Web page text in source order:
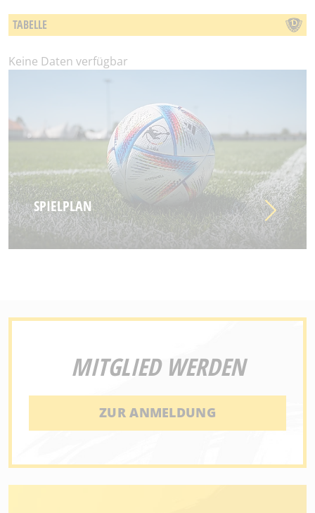
TABELLE
Keine Daten verfügbar
SPIELPLAN
MITGLIED WERDEN
ZUR ANMELDUNG